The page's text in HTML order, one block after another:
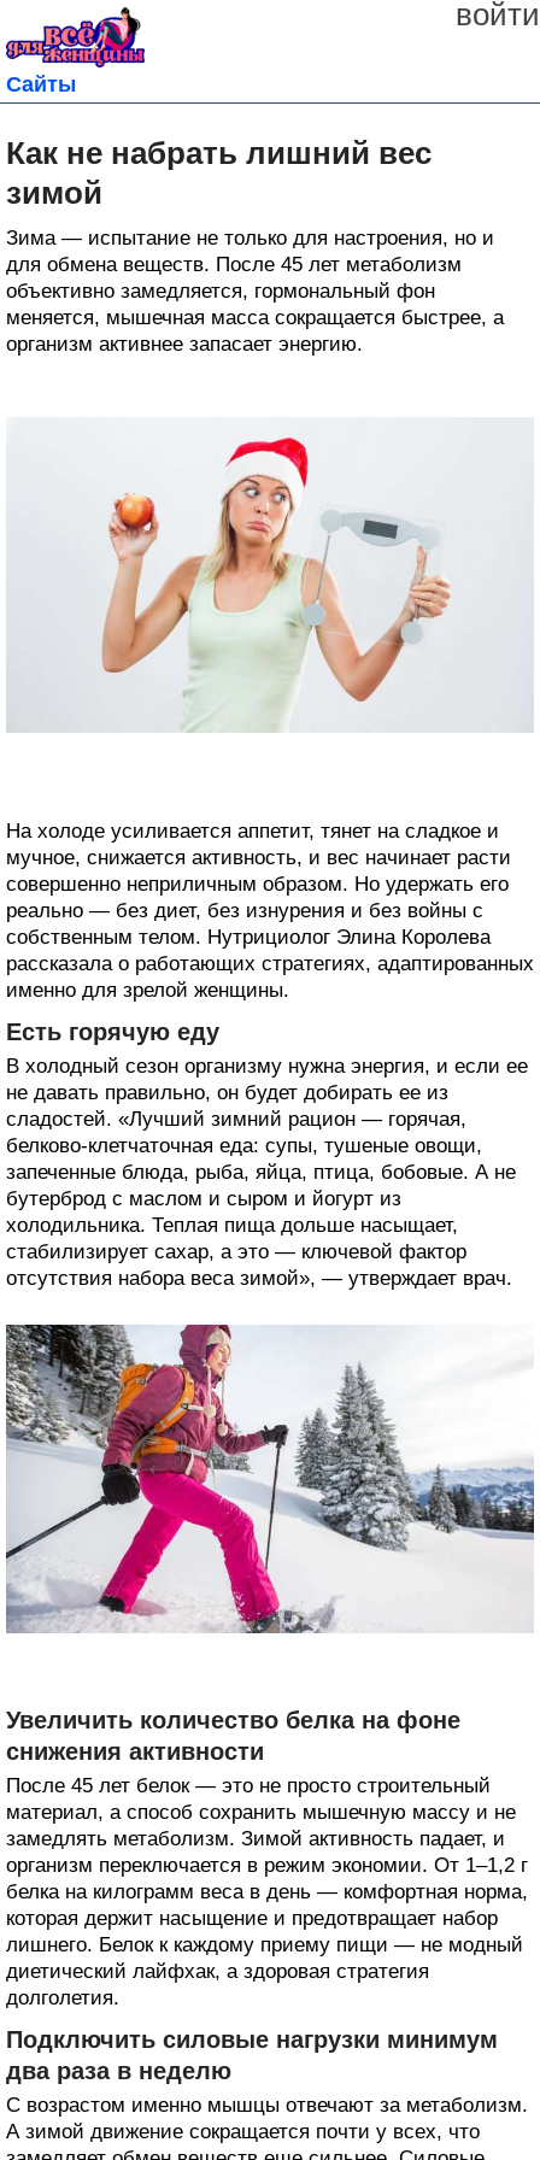
войти
Сайты
Как не набрать лишний вес
зимой
Зима — испытание не только для настроения, но и
для обмена веществ. После 45 лет метаболизм
объективно замедляется, гормональный фон
меняется, мышечная масса сокращается быстрее, а
организм активнее запасает энергию.
На холоде усиливается аппетит, тянет на сладкое и
мучное, снижается активность, и вес начинает расти
совершенно неприличным образом. Но удержать его
реально — без диет, без изнурения и без войны с
собственным телом. Нутрициолог Элина Королева
рассказала о работающих стратегиях, адаптированных
именно для зрелой женщины.
Есть горячую еду
В холодный сезон организму нужна энергия, и если ее
не давать правильно, он будет добирать ее из
сладостей. «Лучший зимний рацион — горячая,
белково-клетчаточная еда: супы, тушеные овощи,
запеченные блюда, рыба, яйца, птица, бобовые. А не
бутерброд с маслом и сыром и йогурт из
холодильника. Теплая пища дольше насыщает,
стабилизирует сахар, а это — ключевой фактор
отсутствия набора веса зимой», — утверждает врач.
Увеличить количество белка на фоне
снижения активности
После 45 лет белок — это не просто строительный
материал, а способ сохранить мышечную массу и не
замедлять метаболизм. Зимой активность падает, и
организм переключается в режим экономии. От 1–1,2 г
белка на килограмм веса в день — комфортная норма,
которая держит насыщение и предотвращает набор
лишнего. Белок к каждому приему пищи — не модный
диетический лайфхак, а здоровая стратегия
долголетия.
Подключить силовые нагрузки минимум
два раза в неделю
С возрастом именно мышцы отвечают за метаболизм.
А зимой движение сокращается почти у всех, что